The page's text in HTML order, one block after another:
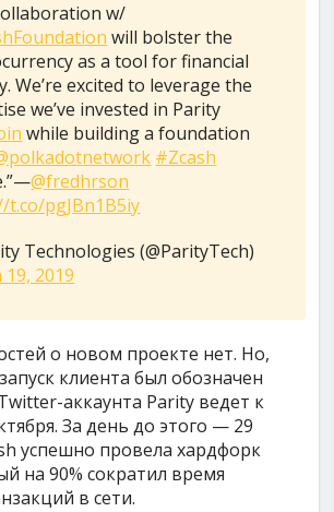
w/
will bolster the
as a tool for financial
We’re excited to leverage the
we’ve invested in Parity
while building a foundation
#Zcash
@fredhrson
t.co/pgJBn1B5iy
Technologies (@ParityTech)
2019
о новом проекте нет. Но,
клиента был обозначен
аккаунта Parity ведет к
За день до этого — 29
успешно провела хардфорк
на 90% сократил время
в сети.